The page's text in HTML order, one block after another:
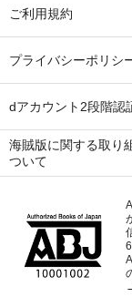
ご利用規約
プライバシーポリシ
dアカウント2段階認
海賊版に関する取り
ついて